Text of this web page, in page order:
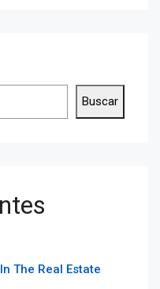
Buscar
The Real Estate